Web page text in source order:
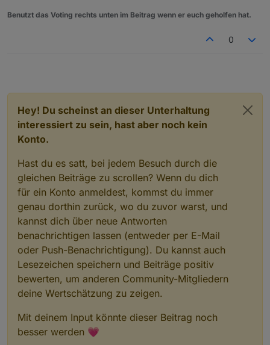
Benutzt das Voting rechts unten im Beitrag wenn er euch geholfen hat.
0
Hey! Du scheinst an dieser Unterhaltung
interessiert zu sein, hast aber noch kein
Konto.
Hast du es satt, bei jedem Besuch durch die
gleichen Beiträge zu scrollen? Wenn du dich
für ein Konto anmeldest, kommst du immer
genau dorthin zurück, wo du zuvor warst, und
kannst dich über neue Antworten
benachrichtigen lassen (entweder per E-Mail
oder Push-Benachrichtigung). Du kannst auch
Lesezeichen speichern und Beiträge positiv
bewerten, um anderen Community-Mitgliedern
deine Wertschätzung zu zeigen.
Mit deinem Input könnte dieser Beitrag noch
besser werden 💗